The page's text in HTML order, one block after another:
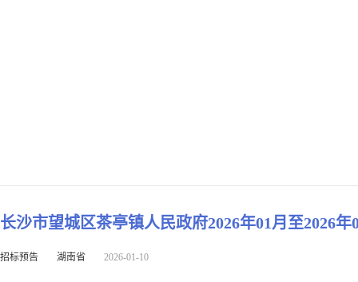
长沙市望城区茶亭镇人民政府2026年01月至2026
招标预告 湖南省 2026-01-10